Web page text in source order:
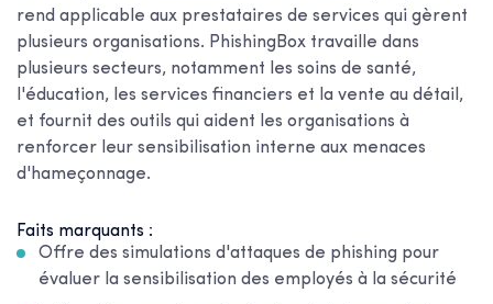
rend applicable aux prestataires de services qui gèrent
plusieurs organisations. PhishingBox travaille dans
plusieurs secteurs, notamment les soins de santé,
l'éducation, les services financiers et la vente au détail,
et fournit des outils qui aident les organisations à
renforcer leur sensibilisation interne aux menaces
d'hameçonnage.
Faits marquants :
Offre des simulations d'attaques de phishing pour
évaluer la sensibilisation des employés à la sécurité